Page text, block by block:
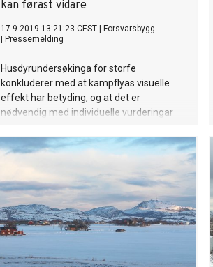
kan førast vidare
17.9.2019 13:21:23 CEST
Forsvarsbygg
Pressemelding
Husdyrundersøkinga for storfe
konkluderer med at kampflyas visuelle
effekt har betyding, og at det er
nødvendig med individuelle vurderingar
dyrevelferda blir anbefalt.